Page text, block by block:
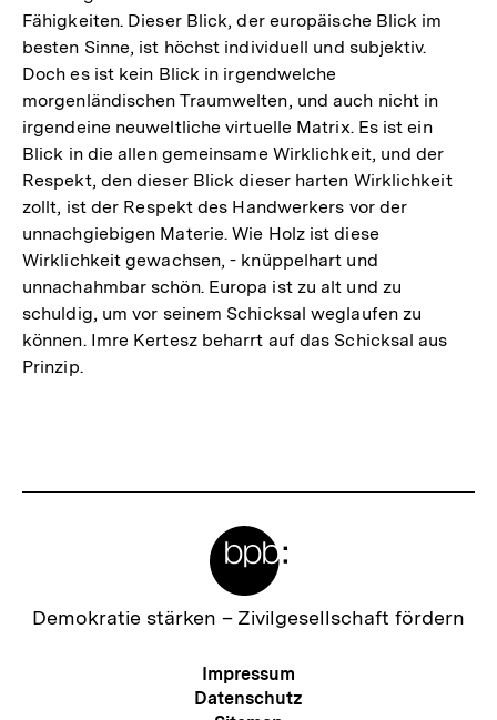
Fähigkeiten. Dieser Blick, der europäische Blick im
besten Sinne, ist höchst individuell und subjektiv.
Doch es ist kein Blick in irgendwelche
morgenländischen Traumwelten, und auch nicht in
irgendeine neuweltliche virtuelle Matrix. Es ist ein
Blick in die allen gemeinsame Wirklichkeit, und der
Respekt, den dieser Blick dieser harten Wirklichkeit
zollt, ist der Respekt des Handwerkers vor der
unnachgiebigen Materie. Wie Holz ist diese
Wirklichkeit gewachsen, - knüppelhart und
unnachahmbar schön. Europa ist zu alt und zu
schuldig, um vor seinem Schicksal weglaufen zu
können. Imre Kertesz beharrt auf das Schicksal aus
Prinzip.
Zur
Demokratie stärken – Zivilgesellschaft fördern
Meta-
Navigation
Impressum
Datenschutz